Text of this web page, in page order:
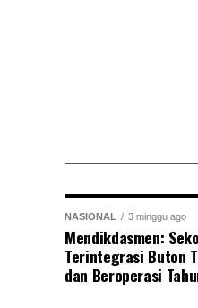
NASIONAL 3 minggu ago
Mendikdasmen:
Terintegrasi Buton
dan Beroperasi